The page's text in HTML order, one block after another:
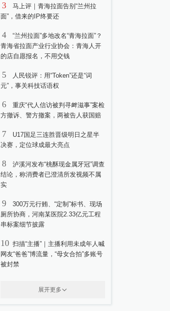
3
马上评｜青海拉面告别“兰州拉
面”，借来的IP终要还
4
“兰州拉面”多地改名“青海拉面”？
青海省拉面产业行业协会：青海人开
的店自愿报名，不用交钱
5
人民锐评：用“Token”还是“词
元”，事关科技话语权
6
重庆“代人信访被判寻衅滋事”案检
方撤诉、警方撤案，两被告人获国赔
7
U17国足三连胜晋级明日之星半
决赛，定位球成最大亮点
8
泸溪河发布“桃酥现金属牙冠”调查
结论，称消费者已澄清所发视频不属
实
9
300万元行贿、“定制”标书、现场
厕所协商，河南某医院2.33亿元工程
串标案细节披露
10 扫描“主播”｜主播利用未成年人喊
网友“爸爸”博流量，“母女合拍”多账号
被封禁
展开更多